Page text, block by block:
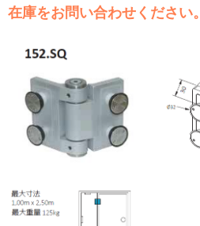
在庫をお問い合わせください。